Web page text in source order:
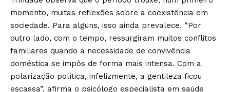
momento, muitas reflexões sobre a coexistência em
sociedade. Para alguns, isso ainda prevalece. “Por
outro lado, com o tempo, ressurgiram muitos conflitos
familiares quando a necessidade de convivência
doméstica se impôs de forma mais intensa. Com a
polarização política, infelizmente, a gentileza ficou
escassa”, afirma o psicólogo especialista em saúde